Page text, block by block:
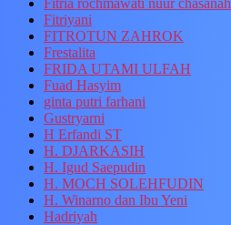
Fitria rochmawati nuur chasanah
Fitriyani
FITROTUN ZAHROK
Frestalita
FRIDA UTAMI ULFAH
Fuad Hasyim
ginta putri farhani
Gustryarni
H Erfandi ST
H. DJARKASIH
H. Igud Saepudin
H. MOCH SOLEHFUDIN
H. Winarno dan Ibu Yeni
Hadriyah